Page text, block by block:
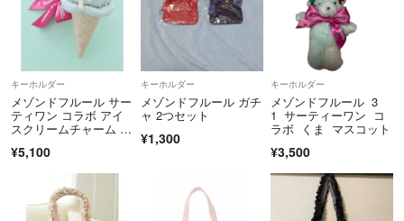
キャンセルはお受け出来ません。
すり替え防止の為、返品もお断りしております。
お手数ですが疑問な点は事前にコメント欄よりご確認ください。
不規則な仕事の為、ご連絡や発送にお日にちをいただいております。お
ご迷惑をお掛けいたしますがどうぞよろしくお願いいたしますm(_ _)m
キーホルダー
メゾンドフルール サー
ティワン コラボ アイ
スクリームチャーム ミ
¥5,100
キーホルダー
メゾンドフルール ガチ
ャ 2つセット
¥1,300
キーホルダー
メゾンドフルール 3
1 サーティーワン コ
ラボ くま マスコット
¥3,500